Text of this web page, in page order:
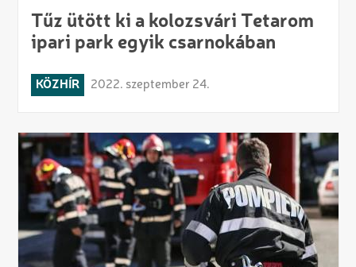
Tűz ütött ki a kolozsvári Tetarom
ipari park egyik csarnokában
KÖZHÍR 2022. szeptember 24.